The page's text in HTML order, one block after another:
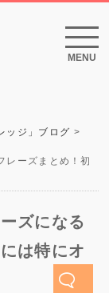
MENU
ッジ」ブログ
レーズまとめ！初
ズになる
は特にオ